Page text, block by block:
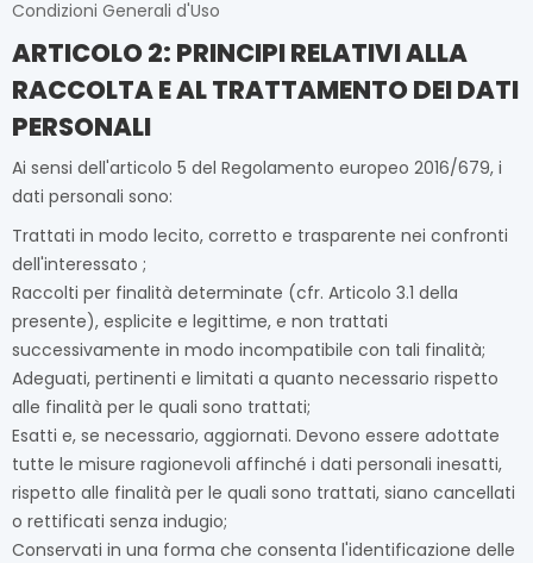
Condizioni Generali d'Uso
ARTICOLO 2: PRINCIPI RELATIVI ALLA
RACCOLTA E AL TRATTAMENTO DEI DATI
PERSONALI
Ai sensi dell'articolo 5 del Regolamento europeo 2016/679, i
dati personali sono:
Trattati in modo lecito, corretto e trasparente nei confronti
dell'interessato ;
Raccolti per finalità determinate (cfr. Articolo 3.1 della
presente), esplicite e legittime, e non trattati
successivamente in modo incompatibile con tali finalità;
Adeguati, pertinenti e limitati a quanto necessario rispetto
alle finalità per le quali sono trattati;
Esatti e, se necessario, aggiornati. Devono essere adottate
tutte le misure ragionevoli affinché i dati personali inesatti,
rispetto alle finalità per le quali sono trattati, siano cancellati
o rettificati senza indugio;
Conservati in una forma che consenta l'identificazione delle